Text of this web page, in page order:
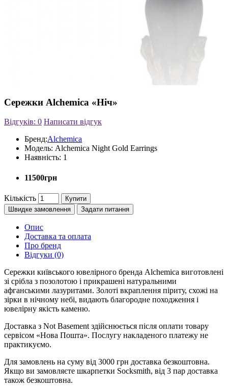
Сережки Alchemica «Ніч»
Відгуків: 0 Написати відгук
Бренд:Alchemica
Модель: Alchemica Night Gold Earrings
Наявність: 1
11500грн
Кількість
Купити
Швидке замовлення
Задати питання
Опис
Доставка та оплата
Про бренд
Відгуки (0)
Сережки київського ювелірного бренда Alchemica виготовлені
зі срібла з позолотою і прикрашені натуральними
афганськими лазуритами. Золоті вкраплення піриту, схожі на
зірки в нічному небі, видають благородне походження і
ювелірну якість каменю.
Доставка з Not Basement здійснюється після оплати товару
сервісом «Нова Пошта». Послугу накладеного платежу не
практикуємо.
Для замовлень на суму від 3000 грн доставка безкоштовна.
Якщо ви замовляєте шкарпетки Socksmith, від 3 пар доставка
також безкоштовна.